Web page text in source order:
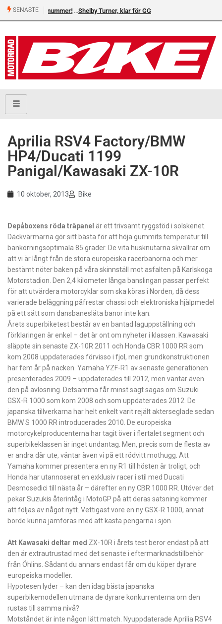
SENASTE Shelby Turner, klar för GGN
Aprilia RSV4 Factory/BMW
HP4/Ducati 1199
Panigal/Kawasaki ZX-10R
10 oktober, 2013 Bike
Depåboxens röda träpanel är ett trivsamt ryggstöd i solskenet.
Däckvärmarna gör sitt bästa för att höja gummits temperatur till
bankörningsoptimala 85 grader. De vita hus­knutarna skvallrar om
att vi är långt från de stora europeiska racerbanorna och mer
bestämt nöter baken på våra skinnställ mot asfalten på Karlskoga
Motorstadion. Den 2,4 kilometer långa banslingan passar perfekt
för att utvärdera motorcyklar som ska köras i Norden, då dess
varierade beläggning påfrestar chassi och elektroniska hjälpmedel
på ett sätt som dansbanesläta ­banor inte kan.
Årets superbiketest består av en bantad lag­uppställning och
förklaringen är enkel – det är ont om nyheter i klassen. Kawasaki
släppte sin senaste ZX-10R 2011 och ­Honda CBR 1000 RR som
kom 2008 uppdaterades förvisso i fjol, men grundkonstruktionen
har fem år på nacken. Yamaha YZF-R1 av senaste generationen
presenterades 2009 – upp­daterades till 2012, men väntar även
den på avlösning. Detsamma får minst sagt sägas om Suzuki
GSX-R 1000 som kom 2008 och som uppdaterades 2012. De
japanska tillverkarna har helt enkelt varit rejält akterseglade sedan
BMW S 1000 RR introducerades 2010. De europeiska
motorcykelproducenterna har tagit över i flertalet segment och
superbikeklassen är inget undantag. Men, precis som de flesta av
er andra där ute, väntar även vi på ett rödvitt mothugg. Att
Yamaha kommer presentera en ny R1 till hösten är troligt, och
Honda har utannoserat en exklusiv racer i stil med Ducati
Desmosedici till nästa år – ­därefter en ny CBR 1000 RR. Utöver det
pekar Suzukis återintåg i ­MotoGP på att deras satsning kommer
att följas av något nytt. Vettigast vore en ny GSX-R 1000, annat
borde kunna ­jämföras med att kasta pengarna i sjön.
Att Kawasaki deltar med ZX-10R i årets test ­beror endast på att
den är extrautrustad med det senaste i eftermarknadstillbehör
från ­Öhlins. Sådant du annars endast får om du köper dyrare
europeiska modeller.
Hypotesen lyder – kan den idag bästa ­japanska
superbikemodellen utmana de ­dyrare konkurrenterna om den
rustas till samma nivå?
Motståndet är inte någon lätt match. Nyuppdaterade Aprilia RSV4